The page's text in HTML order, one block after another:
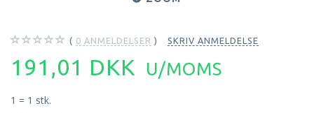
0 ANMELDELSER SKRIV ANMELDELSE
191,01 DKK U/MOMS
1 = 1 stk.